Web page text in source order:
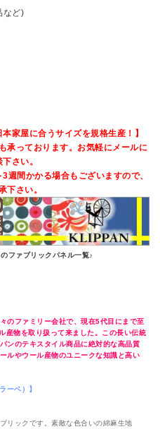
など)
家屋に合うサイズを規格生産！】
承っております。お気軽にメールに
さい。
間かかる場合もございますので、
下さい。
ファブリックパネル一覧♪
のファミリー会社で、現在5代目にまで至
産物を取り扱って来ました。この長い伝統
ンのテキスタイル商品に絶対的な高品質
ルやウール産物のユニークな知識と高い
ーベ）】
リックです。素敵な色合いの綿麻生地